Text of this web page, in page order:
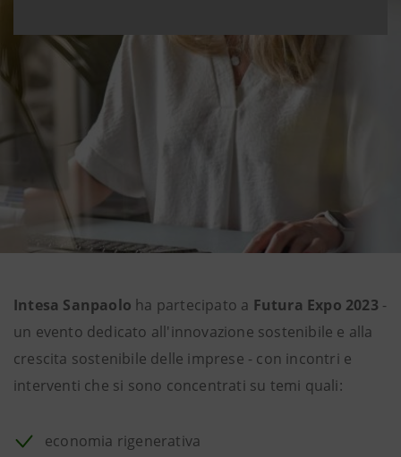
Intesa Sanpaolo ha partecipato a Futura Expo 2023 -
un evento dedicato all'innovazione sostenibile e alla
crescita sostenibile delle imprese - con incontri e
interventi che si sono concentrati su temi quali:
economia rigenerativa